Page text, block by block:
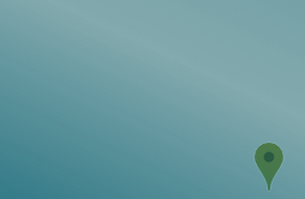
Webinare